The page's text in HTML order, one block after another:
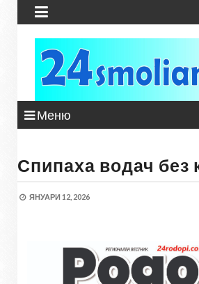

Меню
Спипаха водач без
ЯНУАРИ 12, 2026